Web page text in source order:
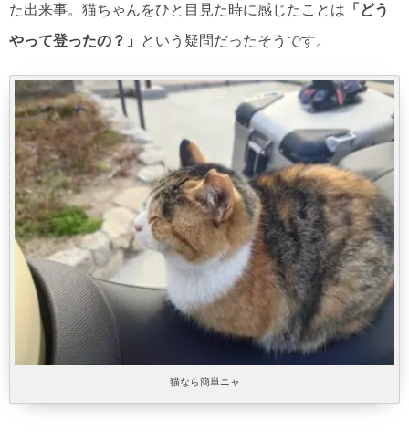
た出来事。猫ちゃんをひと目見た時に感じたことは 「どう
やって登ったの？」
という疑問だったそうです。
猫なら簡単ニャ